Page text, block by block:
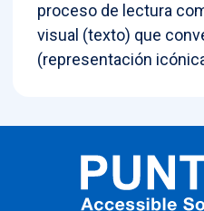
proceso de lectura
visual (texto) que
(representación